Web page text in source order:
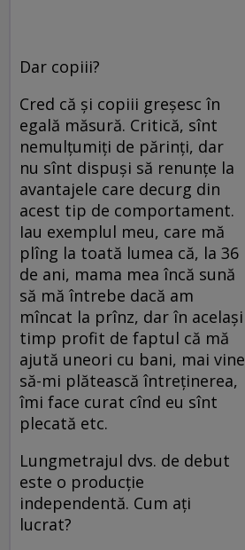
Dar copiii?
Cred că şi copiii greşesc în
egală măsură. Critică, sînt
nemulţumiţi de părinţi, dar
nu sînt dispuşi să renunţe la
avantajele care decurg din
acest tip de comportament.
Iau exemplul meu, care mă
plîng la toată lumea că, la 36
de ani, mama mea încă sună
să mă întrebe dacă am
mîncat la prînz, dar în acelaşi
timp profit de faptul că mă
ajută uneori cu bani, mai vine
să-mi plătească întreţinerea,
îmi face curat cînd eu sînt
plecată etc.
Lungmetrajul dvs. de debut
este o producţie
independentă. Cum aţi
lucrat?